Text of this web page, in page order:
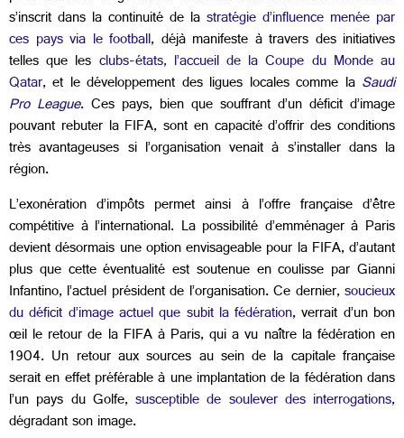
s’inscrit dans la continuité de la stratégie d’influence menée par
ces pays via le football, déjà manifeste à travers des initiatives
telles que les clubs-états, l’accueil de la Coupe du Monde au
Qatar, et le développement des ligues locales comme la Saudi
Pro League. Ces pays, bien que souffrant d’un déficit d’image
pouvant rebuter la FIFA, sont en capacité d’offrir des conditions
très avantageuses si l’organisation venait à s’installer dans la
région.
L’exonération d’impôts permet ainsi à l’offre française d’être
compétitive à l’international. La possibilité d’emménager à Paris
devient désormais une option envisageable pour la FIFA, d’autant
plus que cette éventualité est soutenue en coulisse par Gianni
Infantino, l’actuel président de l’organisation. Ce dernier,soucieux
du déficit d’image actuel que subit la fédération, verrait d’un bon
œil le retour de la FIFA à Paris, qui a vu naître la fédération en
1904. Un retour aux sources au sein de la capitale française
serait en effet préférable à une implantation de la fédération dans
l’un pays du Golfe, susceptible de soulever des interrogations,
dégradant son image.